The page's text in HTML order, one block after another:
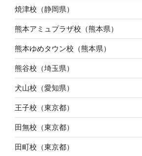
焼津校（静岡県）
熊本アミュプラザ校（熊本県）
熊本ゆめタウン校（熊本県）
熊谷校（埼玉県）
犬山校（愛知県）
王子校（東京都）
田無校（東京都）
田町校（東京都）